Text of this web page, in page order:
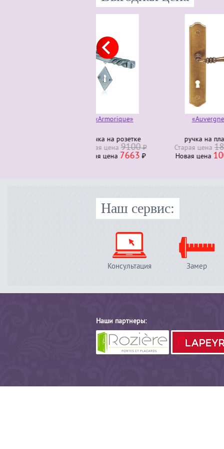
«Auvergne»
ручка на планке
Старая ценa
₽
Новая ценa
₽
Наш сервис:
Консультация Замер
Наши партнеры: